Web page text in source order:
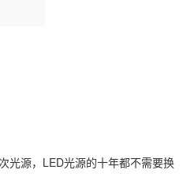
光源，LED光源的十年都不需要换